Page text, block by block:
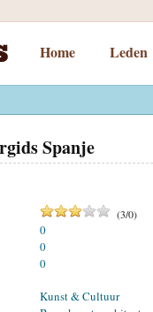
Home Leden
Spanje
(3/0)
0
0
0
Kunst & Cultuur